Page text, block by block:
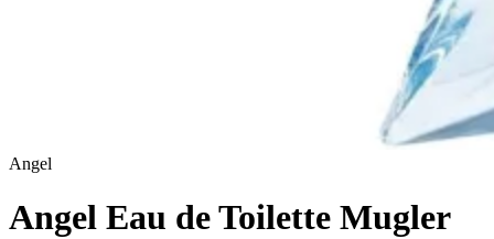
Angel
Angel Eau de Toilette Mugler